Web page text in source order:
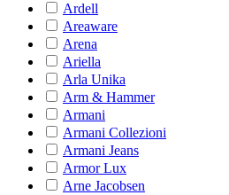
Ardell
Areaware
Arena
Ariella
Arla Unika
Arm & Hammer
Armani
Armani Collezioni
Armani Jeans
Armor Lux
Arne Jacobsen